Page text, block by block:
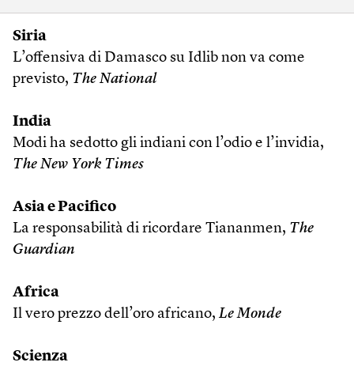
Siria
L’offensiva di Damasco su Idlib non va come
previsto, The National
India
Modi ha sedotto gli indiani con l’odio e l’invidia,
The New York Times
Asia e Pacifico
La responsabilità di ricordare Tiananmen, The
Guardian
Africa
Il vero prezzo dell’oro africano, Le Monde
Scienza